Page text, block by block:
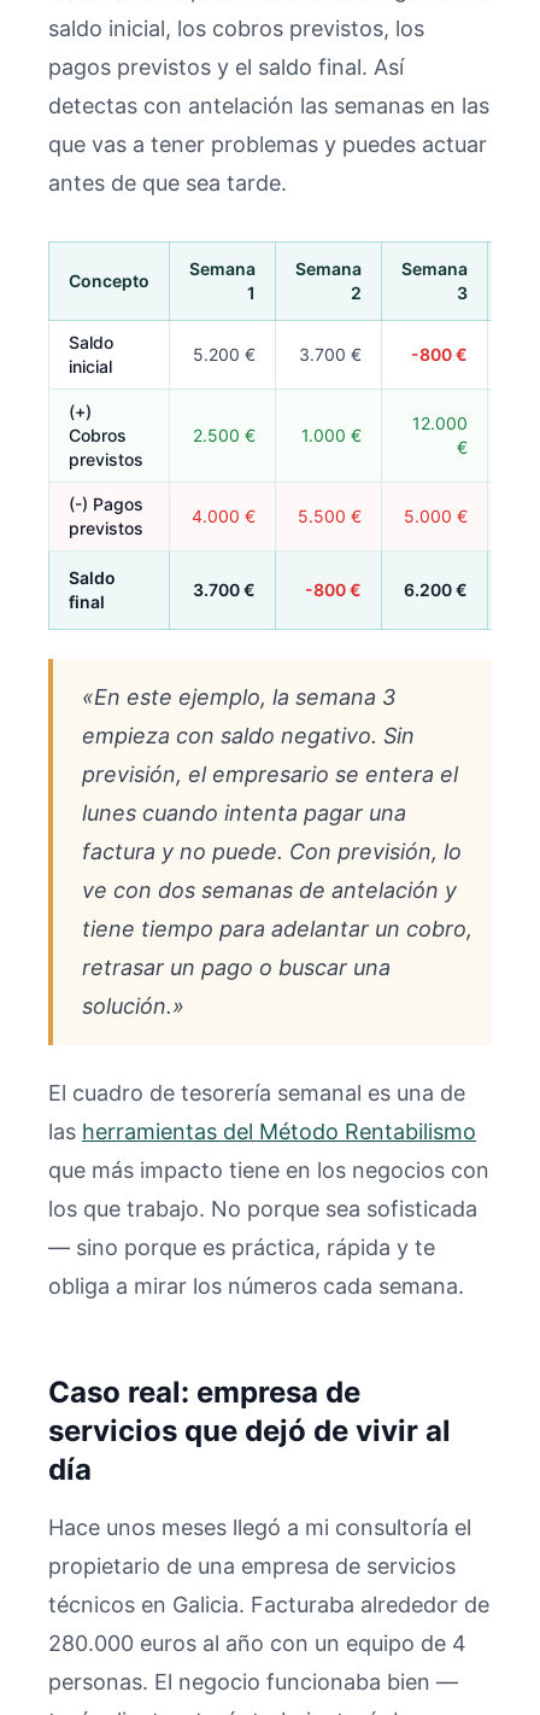
saldo inicial, los cobros previstos, los
pagos previstos y el saldo final. Así
detectas con antelación las semanas en las
que vas a tener problemas y puedes actuar
antes de que sea tarde.
Concepto
Semana
1
Semana
2
Semana
3
Saldo
inicial
5.200 € 3.700 € -800 €
(+)
Cobros
previstos
2.500 € 1.000 €
12.000
€
(-) Pagos
previstos
4.000 € 5.500 € 5.000 €
Saldo
final
3.700 € -800 € 6.200 €
«En este ejemplo, la semana 3
empieza con saldo negativo. Sin
previsión, el empresario se entera el
lunes cuando intenta pagar una
factura y no puede. Con previsión, lo
ve con dos semanas de antelación y
tiene tiempo para adelantar un cobro,
retrasar un pago o buscar una
solución.»
El cuadro de tesorería semanal es una de
las herramientas del Método Rentabilismo
que más impacto tiene en los negocios con
los que trabajo. No porque sea sofisticada
— sino porque es práctica, rápida y te
obliga a mirar los números cada semana.
Caso real: empresa de
servicios que dejó de vivir al
día
Hace unos meses llegó a mi consultoría el
propietario de una empresa de servicios
técnicos en Galicia. Facturaba alrededor de
280.000 euros al año con un equipo de 4
personas. El negocio funcionaba bien —